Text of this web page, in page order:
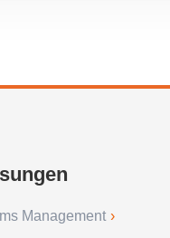
Management